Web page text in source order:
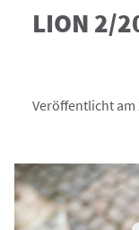
LION 2/
Veröffentlicht am